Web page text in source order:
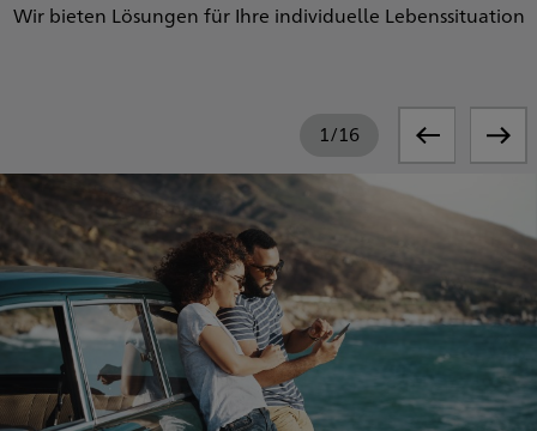
Wir bieten Lösungen für Ihre individuelle Lebenssituation
1/16